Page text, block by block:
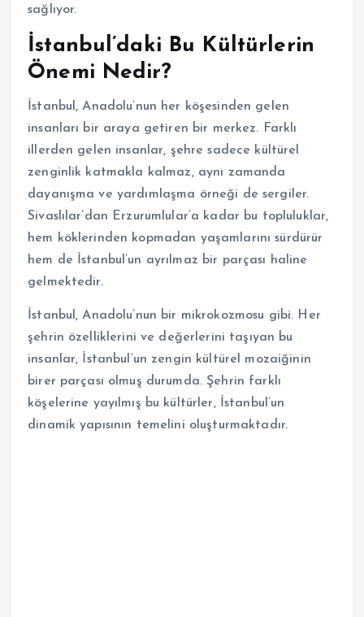
sağlıyor.
İstanbul’daki Bu Kültürlerin
Önemi Nedir?
İstanbul, Anadolu’nun her köşesinden gelen
insanları bir araya getiren bir merkez. Farklı
illerden gelen insanlar, şehre sadece kültürel
zenginlik katmakla kalmaz, aynı zamanda
dayanışma ve yardımlaşma örneği de sergiler.
Sivaslılar’dan Erzurumlular’a kadar bu topluluklar,
hem köklerinden kopmadan yaşamlarını sürdürür
hem de İstanbul’un ayrılmaz bir parçası haline
gelmektedir.
İstanbul, Anadolu’nun bir mikrokozmosu gibi. Her
şehrin özelliklerini ve değerlerini taşıyan bu
insanlar, İstanbul’un zengin kültürel mozaiğinin
birer parçası olmuş durumda. Şehrin farklı
köşelerine yayılmış bu kültürler, İstanbul’un
dinamik yapısının temelini oluşturmaktadır.